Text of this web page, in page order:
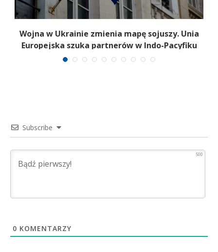
Wojna w Ukrainie zmienia mapę sojuszy. Unia
Europejska szuka partnerów w Indo-Pacyfiku
Subscribe
500
0 KOMENTARZY